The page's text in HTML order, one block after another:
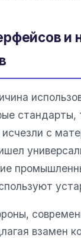
и
стандарты,
исчезли с
взамен